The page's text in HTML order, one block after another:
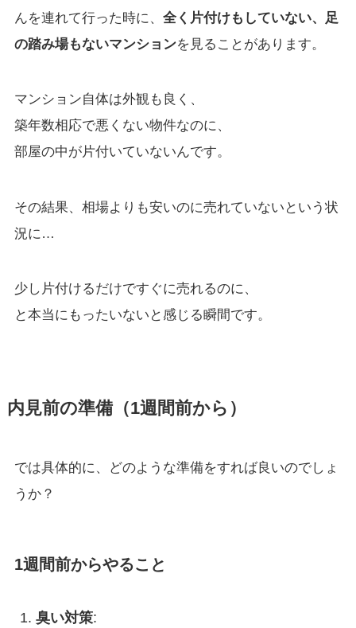
んを連れて行った時に、 全く片付けもしていない、足
の踏み場もないマンションを見ることがあります。
マンション自体は外観も良く、
築年数相応で悪くない物件なのに、
部屋の中が片付いていないんです。
その結果、相場よりも安いのに売れていないという状
況に…
少し片付けるだけですぐに売れるのに、
と本当にもったいないと感じる瞬間です。
内見前の準備（1週間前から）
では具体的に、どのような準備をすれば良いのでしょ
うか？
1週間前からやること
臭い対策: